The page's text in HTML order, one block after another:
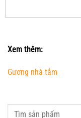
Xem thêm:
Gương nhà tắm